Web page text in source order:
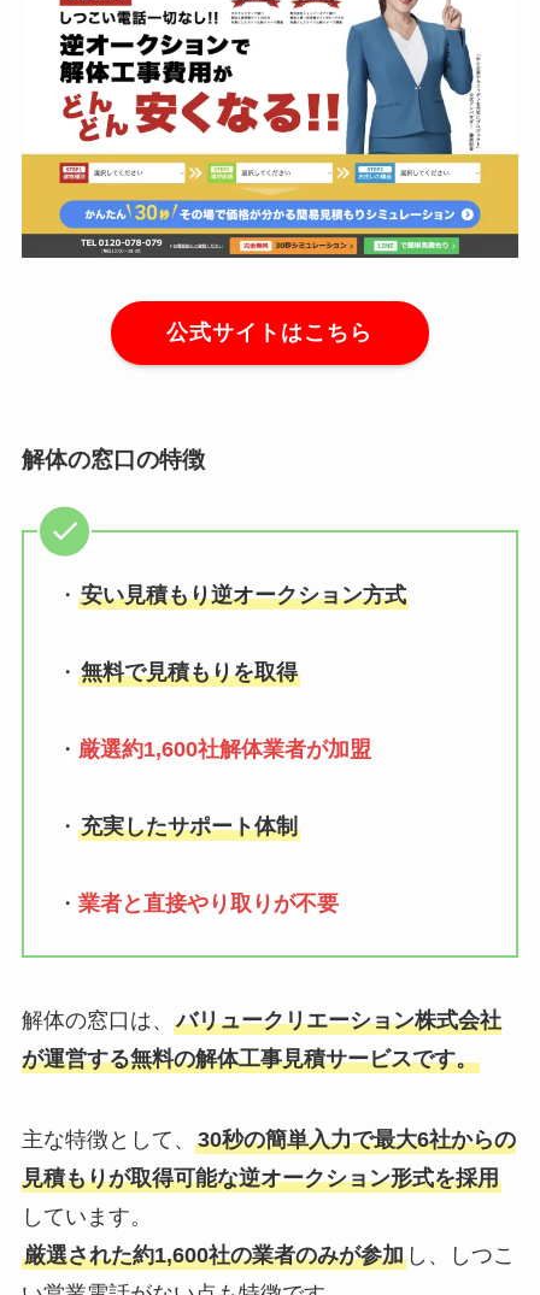
公式サイトはこちら
解体の窓口の特徴
・ 安い見積もり逆オークション方式
・ 無料で見積もりを取得
・ 厳選約1,600社解体業者が加盟
・ 充実したサポート体制
・ 業者と直接やり取りが不要
解体の窓口は、 バリュークリエーション株式会社
が運営する無料の解体工事見積サービスです。
主な特徴として、 30秒の簡単入力で最大6社からの
見積もりが取得可能な逆オークション形式を採用
しています。
厳選された約1,600社の業者のみが参加し、しつこ